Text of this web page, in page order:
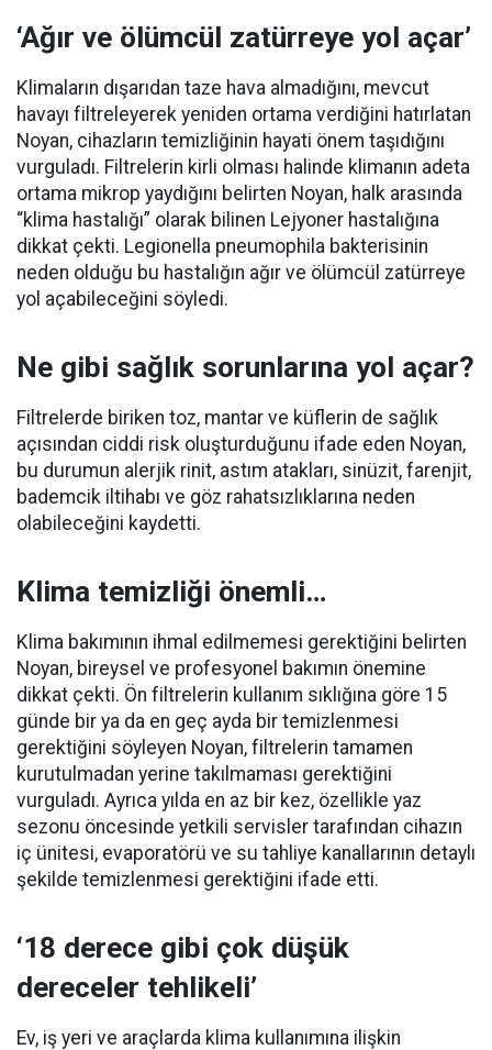
‘Ağır ve ölümcül zatürreye yol açar’
Klimaların dışarıdan taze hava almadığını, mevcut
havayı filtreleyerek yeniden ortama verdiğini hatırlatan
Noyan, cihazların temizliğinin hayati önem taşıdığını
vurguladı. Filtrelerin kirli olması halinde klimanın adeta
ortama mikrop yaydığını belirten Noyan, halk arasında
“klima hastalığı” olarak bilinen Lejyoner hastalığına
dikkat çekti. Legionella pneumophila bakterisinin
neden olduğu bu hastalığın ağır ve ölümcül zatürreye
yol açabileceğini söyledi.
Ne gibi sağlık sorunlarına yol açar?
Filtrelerde biriken toz, mantar ve küflerin de sağlık
açısından ciddi risk oluşturduğunu ifade eden Noyan,
bu durumun alerjik rinit, astım atakları, sinüzit, farenjit,
bademcik iltihabı ve göz rahatsızlıklarına neden
olabileceğini kaydetti.
Klima temizliği önemli…
Klima bakımının ihmal edilmemesi gerektiğini belirten
Noyan, bireysel ve profesyonel bakımın önemine
dikkat çekti. Ön filtrelerin kullanım sıklığına göre 15
günde bir ya da en geç ayda bir temizlenmesi
gerektiğini söyleyen Noyan, filtrelerin tamamen
kurutulmadan yerine takılmaması gerektiğini
vurguladı. Ayrıca yılda en az bir kez, özellikle yaz
sezonu öncesinde yetkili servisler tarafından cihazın
iç ünitesi, evaporatörü ve su tahliye kanallarının detaylı
şekilde temizlenmesi gerektiğini ifade etti.
‘18 derece gibi çok düşük
dereceler tehlikeli’
Ev, iş yeri ve araçlarda klima kullanımına ilişkin